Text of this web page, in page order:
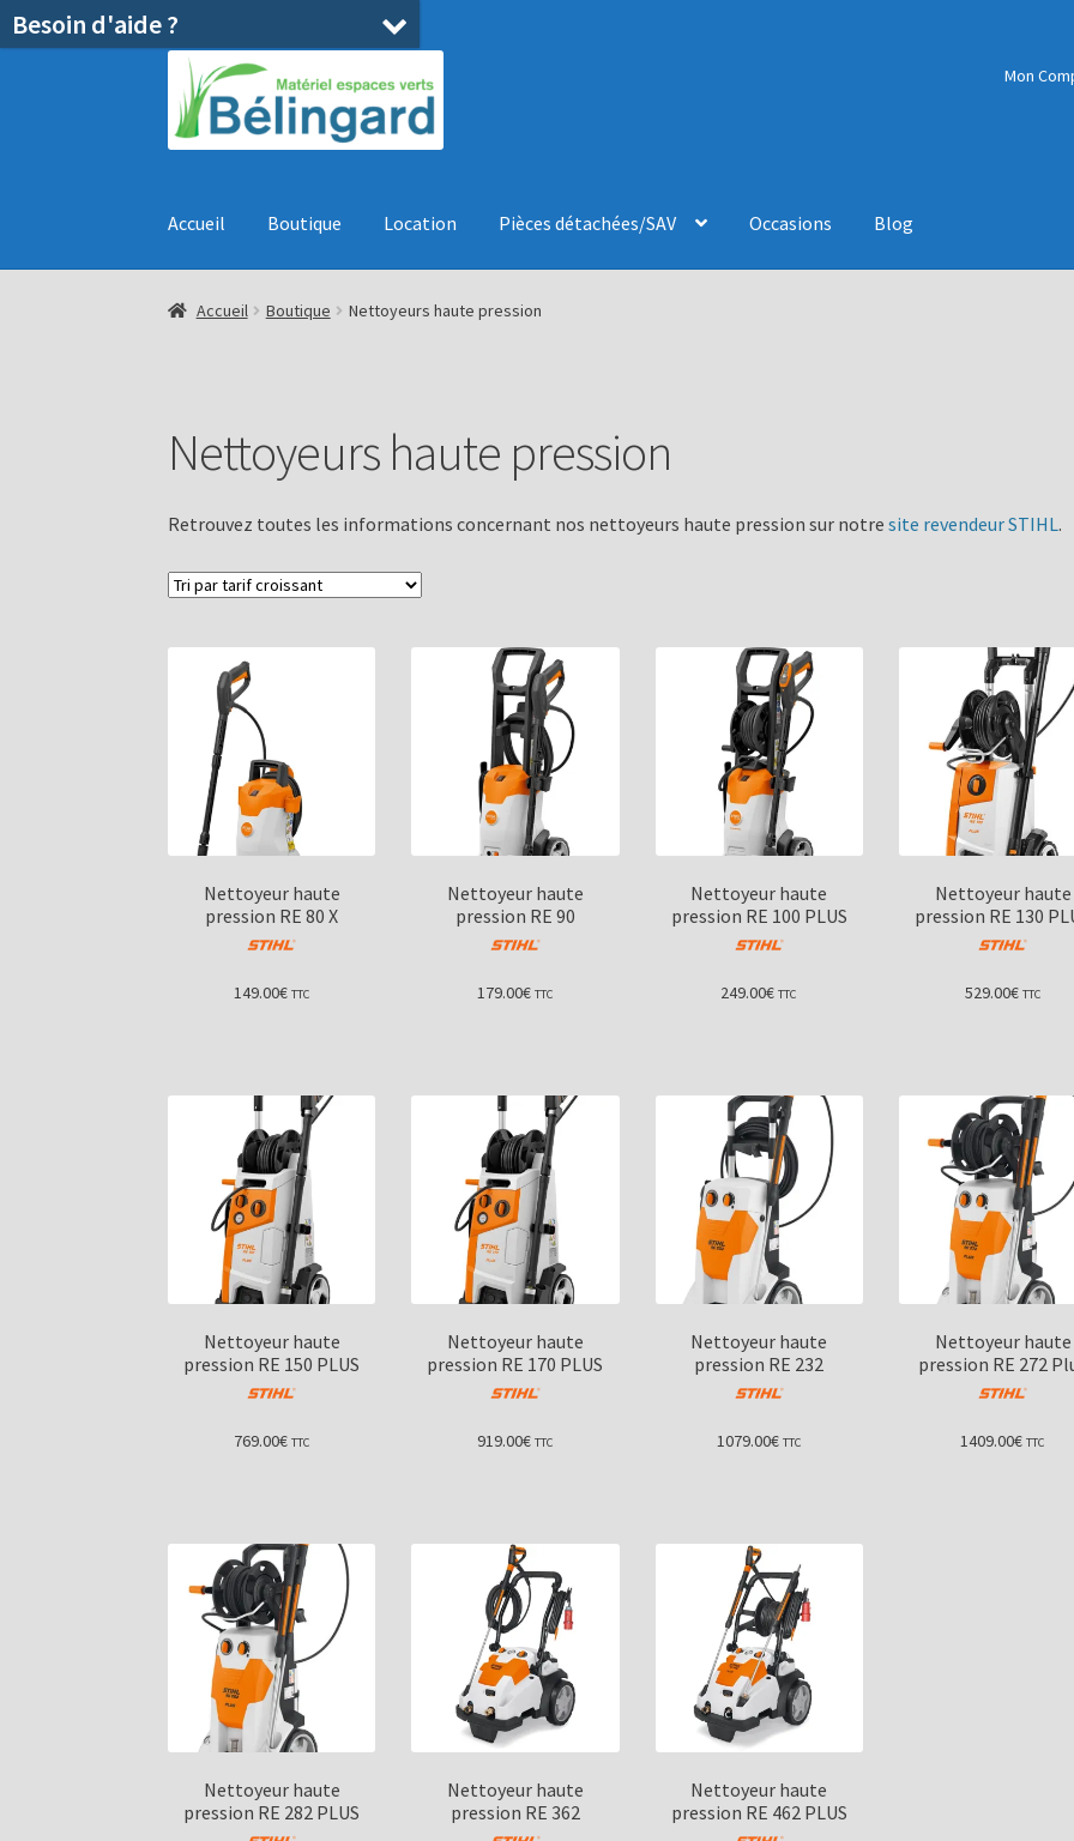
Aller
la
navigation
Aller
au
contenu
Mon
Accueil Boutique Location Pièces détachées/SAV Occasions Blog
Accueil Boutique Nettoyeurs haute pression
Nettoyeurs haute pression
Retrouvez toutes les informations concernant nos nettoyeurs haute pression sur notresite revendeur STIHL.
Nettoyeur haute
pression RE 80 X
149.00€ TTC
Nettoyeur haute
pression RE 90
179.00€ TTC
Nettoyeur haute
pression RE 100 PLUS
249.00€ TTC
Nettoyeur haute
pression RE 130
529.00€ TTC
Nettoyeur haute
pression RE 150 PLUS
769.00€ TTC
Nettoyeur haute
pression RE 170 PLUS
919.00€ TTC
Nettoyeur haute
pression RE 232
1079.00€ TTC
Nettoyeur haute
pression RE 272
1409.00€ TTC
Nettoyeur haute
pression RE 282 PLUS
Nettoyeur haute
pression RE 362
Nettoyeur haute
pression RE 462 PLUS
Besoin d'aide ?